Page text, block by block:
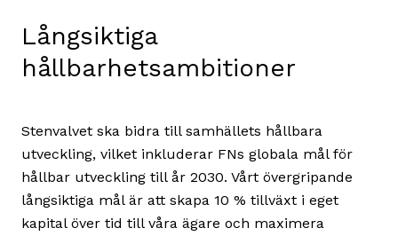
Långsiktiga
hållbarhetsambitioner
Stenvalvet ska bidra till samhällets hållbara
utveckling, vilket inkluderar FNs globala mål för
hållbar utveckling till år 2030. Vårt övergripande
långsiktiga mål är att skapa 10 % tillväxt i eget
kapital över tid till våra ägare och maximera